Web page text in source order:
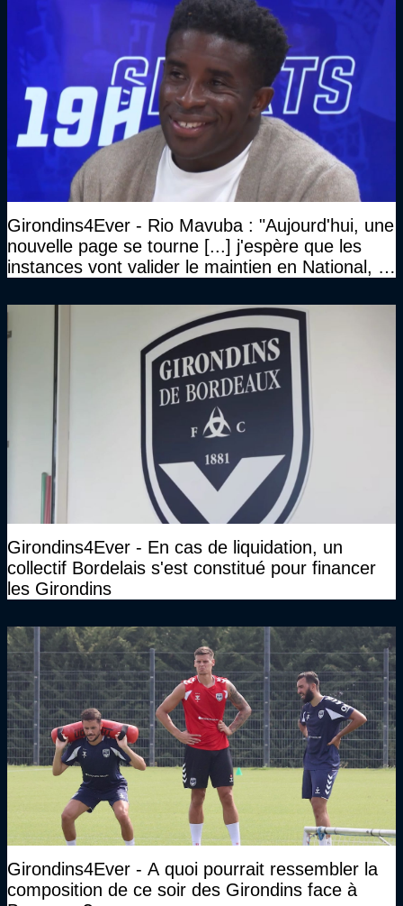
Girondins4Ever - Rio Mavuba : "Aujourd'hui, une
nouvelle page se tourne [...] j'espère que les
instances vont valider le maintien en National, et
haut niveau"
Girondins4Ever - En cas de liquidation, un
collectif Bordelais s'est constitué pour financer
les Girondins
Girondins4Ever - A quoi pourrait ressembler la
composition de ce soir des Girondins face à